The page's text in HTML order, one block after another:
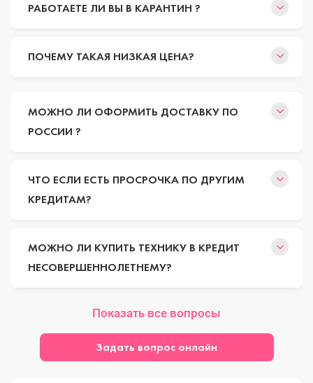
РАБОТАЕТЕ ЛИ ВЫ В КАРАНТИН ?
ПОЧЕМУ ТАКАЯ НИЗКАЯ ЦЕНА?
МОЖНО ЛИ ОФОРМИТЬ ДОСТАВКУ ПО
РОССИИ ?
ЧТО ЕСЛИ ЕСТЬ ПРОСРОЧКА ПО ДРУГИМ
КРЕДИТАМ?
МОЖНО ЛИ КУПИТЬ ТЕХНИКУ В КРЕДИТ
НЕСОВЕРШЕННОЛЕТНЕМУ?
Показать все вопросы
Задать вопрос онлайн